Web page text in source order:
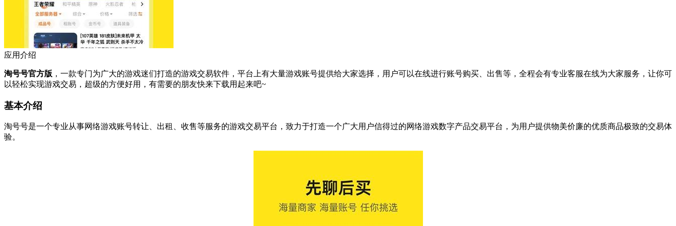
应用介绍
淘号号官方版 ，一款专门为广大的游戏迷们打造的游戏交易软件，平台上有大量游戏账号提供给大家选择，用户可以在线进行账号购买、出售等，全程会有专业客服在线为大家服务，让你可
以轻松实现游戏交易，超级的方便好用，有需要的朋友快来下载用起来吧~
基本介绍
淘号号是一个专业从事网络游戏账号转让、出租、收售等服务的游戏交易平台，致力于打造一个广大用户信得过的网络游戏数字产品交易平台，为用户提供物美价廉的优质商品极致的交易体
验。